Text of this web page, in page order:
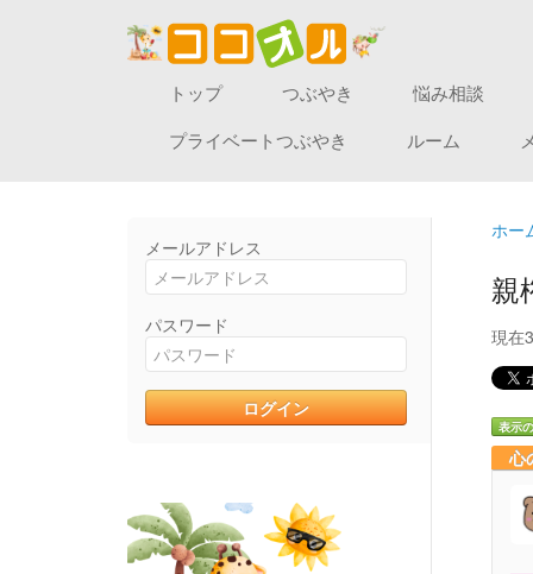
トップ つぶやき
悩み相談
プライベートつぶやき
ルーム
メールアドレス
パスワード
ホー
親
現在
表示
心